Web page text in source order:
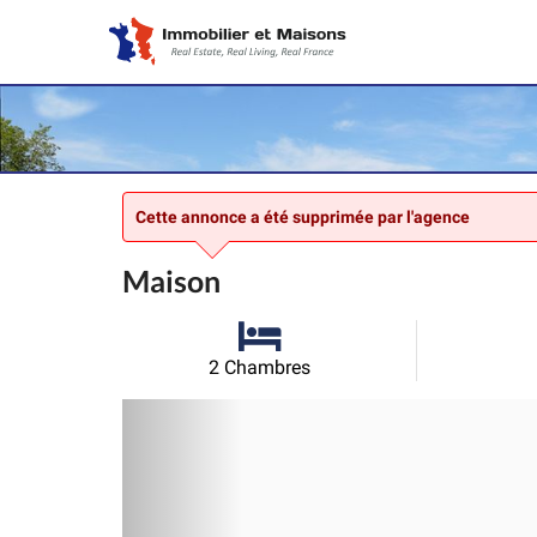
Cette annonce a été supprimée par l'agence
Maison
2 Chambres